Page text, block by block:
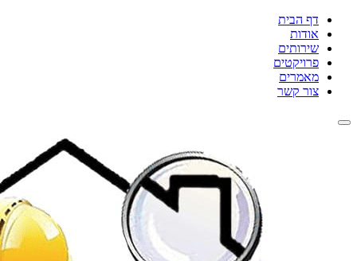
דף הבית
אודות
שירותים
פרויקטים
מאמרים
צור קשר